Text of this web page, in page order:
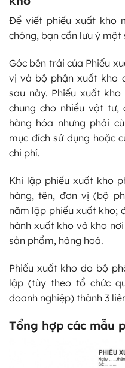
Để viết phiếu xuất kho
chóng, bạn cần lưu ý một
Góc bên trái của Phiếu
vị và bộ phận xuất kho
sau này. Phiếu xuất
chung cho nhiều vật tư,
hàng hóa nhưng phải
mục đích sử dụng hoặc
chi phí.
Khi lập phiếu xuất kho
hàng, tên, đơn vị (bộ
năm lập phiếu xuất kho;
hành xuất kho và kho
sản phẩm, hàng hoá.
Phiếu xuất kho do bộ
lập (tùy theo tổ chức
doanh nghiệp) thành 3
Tổng hợp các mẫu